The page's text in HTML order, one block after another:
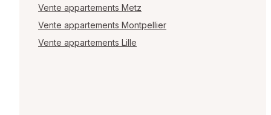
Vente appartements Metz
Vente appartements Montpellier
Vente appartements Lille